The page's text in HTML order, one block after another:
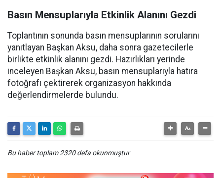
Basın Mensuplarıyla Etkinlik Alanını Gezdi
Toplantının sonunda basın mensuplarının sorularını
yanıtlayan Başkan Aksu, daha sonra gazetecilerle
birlikte etkinlik alanını gezdi. Hazırlıkları yerinde
inceleyen Başkan Aksu, basın mensuplarıyla hatıra
fotoğrafı çektirerek organizasyon hakkında
değerlendirmelerde bulundu.
Bu haber toplam 2320 defa okunmuştur